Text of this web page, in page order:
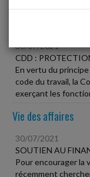
30/07/2021
CDD :
En vertu du
code du travail, la
exerçant les
Vie des affaires
30/07/2021
SOUTIEN AU
Pour encourager la
récemment